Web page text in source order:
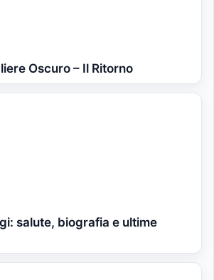
Oscuro – Il Ritorno
salute, biografia e ultime